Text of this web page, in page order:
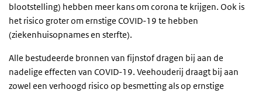
blootstelling) hebben meer kans om corona te krijgen. Ook is
het risico groter om ernstige COVID-19 te hebben
(ziekenhuisopnames en sterfte).
Alle bestudeerde bronnen van fijnstof dragen bij aan de
nadelige effecten van COVID-19. Veehouderij draagt bij aan
zowel een verhoogd risico op besmetting als op ernstige